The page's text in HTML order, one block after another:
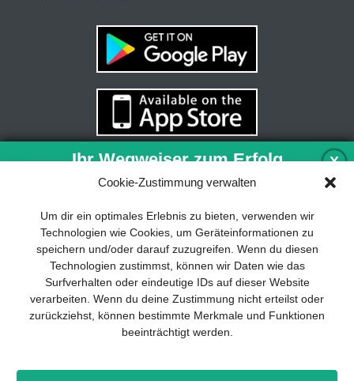
Cookie-Zustimmung verwalten
Um dir ein optimales Erlebnis zu bieten, verwenden wir
Technologien wie Cookies, um Geräteinformationen zu
speichern und/oder darauf zuzugreifen. Wenn du diesen
Technologien zustimmst, können wir Daten wie das
Surfverhalten oder eindeutige IDs auf dieser Website
verarbeiten. Wenn du deine Zustimmung nicht erteilst oder
zurückziehst, können bestimmte Merkmale und Funktionen
beeinträchtigt werden.
Impressum Datenschutz Kontakt Drones+ Magazin-
X
Ihr Wegweiser zum Erfolg
nachhaltigen Geschäftsmodells sind für
jedes Unternehmen unverzichtbar. Das
Business Model Canvas hilft, sich dabei
auf das Wesentliche zu konzentrieren
und stets im Blick zu behalten, worauf es
wirklich ankommt.
Abonnieren Sie unseren kostenlosen